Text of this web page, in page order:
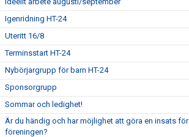
Igenridning HT-24
Uteritt 16/8
Terminsstart HT-24
Nybörjargrupp för barn HT-24
Sponsorgrupp
Sommar och ledighet!
Är du händig och har möjlighet att göra en insats för
föreningen?